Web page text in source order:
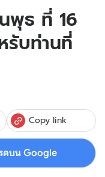
พุธ ที่ 16
รับท่านที่
Copy link
ดบน Google